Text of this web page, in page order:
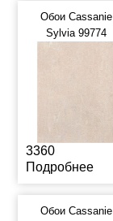
Обои Cassanie
Sylvia 99774
3360
Подробнее
Обои Cassanie